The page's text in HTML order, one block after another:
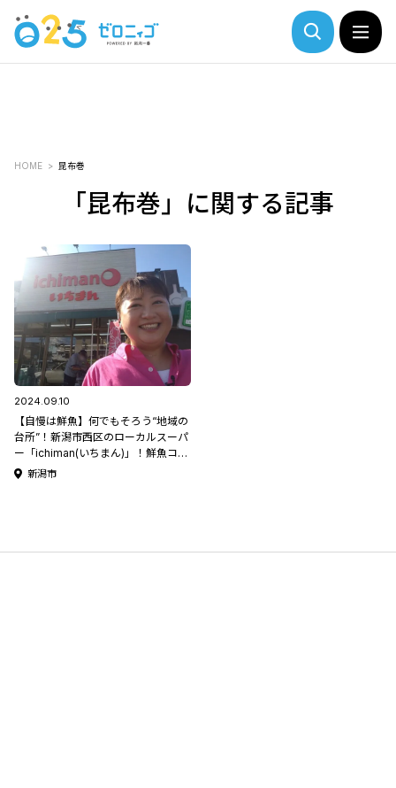
HOME 昆布巻
「昆布巻」に関する記事
2024.09.10
【自慢は鮮魚】何でもそろう“地域の
台所”！新潟市西区のローカルスーパ
ー「ichiman(いちまん)」！鮮魚コー
ナーには自慢のサービスも #モロサ
新潟市